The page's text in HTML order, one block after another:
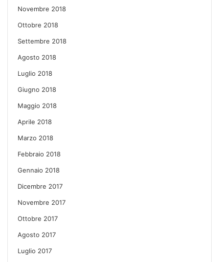
Novembre 2018
Ottobre 2018
Settembre 2018
Agosto 2018
Luglio 2018
Giugno 2018
Maggio 2018
Aprile 2018
Marzo 2018
Febbraio 2018
Gennaio 2018
Dicembre 2017
Novembre 2017
Ottobre 2017
Agosto 2017
Luglio 2017